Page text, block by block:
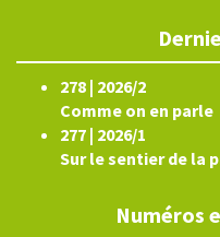
278 | 2026/2
Comme on en parle
277 | 2026/1
Sur le sentier de la
Numéros